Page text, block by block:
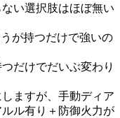
い選択肢はほぼ無い
が持つだけで強いの
だけでだいぶ変わり
ますが、手動ディア
ル有り＋防御火力が